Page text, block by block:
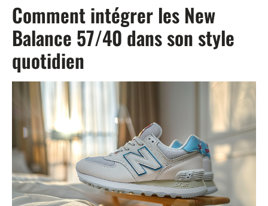
Comment intégrer les New
Balance 57/40 dans son style
quotidien